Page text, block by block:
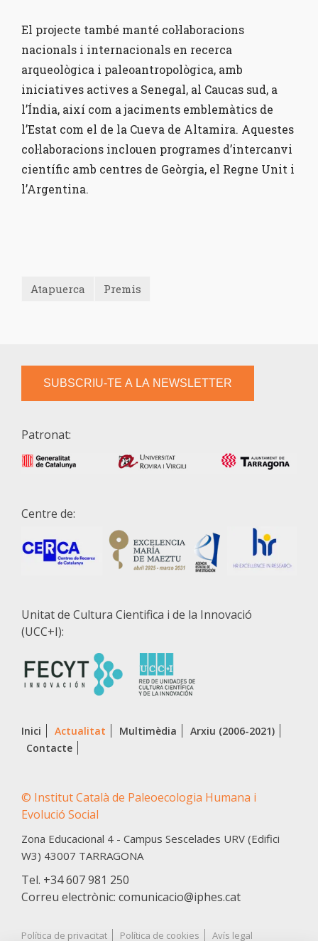
El projecte també manté col·laboracions
nacionals i internacionals en recerca
arqueològica i paleoantropològica, amb
iniciatives actives a Senegal, al Caucas sud, a
l’Índia, així com a jaciments emblemàtics de
l’Estat com el de la Cueva de Altamira. Aquestes
col·laboracions inclouen programes d’intercanvi
científic amb centres de Geòrgia, el Regne Unit i
l’Argentina.
Atapuerca Premis
SUBSCRIU-TE A LA NEWSLETTER
Patronat:
Centre de:
Unitat de Cultura Cientifica i de la Innovació
(UCC+I):
Inici Actualitat Multimèdia
Arxiu (2006-2021)
Contacte
© Institut Català de Paleoecologia Humana i
Evolució Social
Zona Educacional 4 - Campus Sescelades URV (Edifici
W3) 43007 TARRAGONA
Tel. +34 607 981 250
Correu electrònic: comunicacio@iphes.cat
Política de privacitat Política de cookies Avís legal